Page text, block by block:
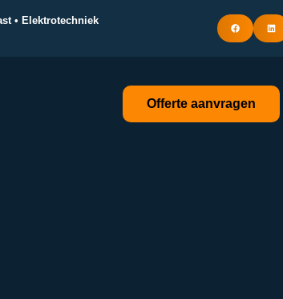
• Elektrotechniek
Offerte aanvragen